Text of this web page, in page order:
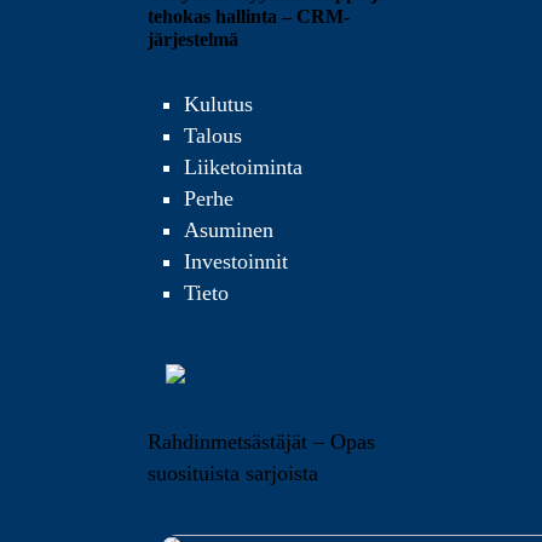
tehokas hallinta – CRM-
järjestelmä
Kulutus
Talous
Liiketoiminta
Perhe
Asuminen
Investoinnit
Tieto
Rahdinmetsästäjät – Opas
suosituista sarjoista